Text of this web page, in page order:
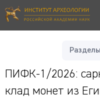
Разделы
ПИФК-1/2026:
клад монет из